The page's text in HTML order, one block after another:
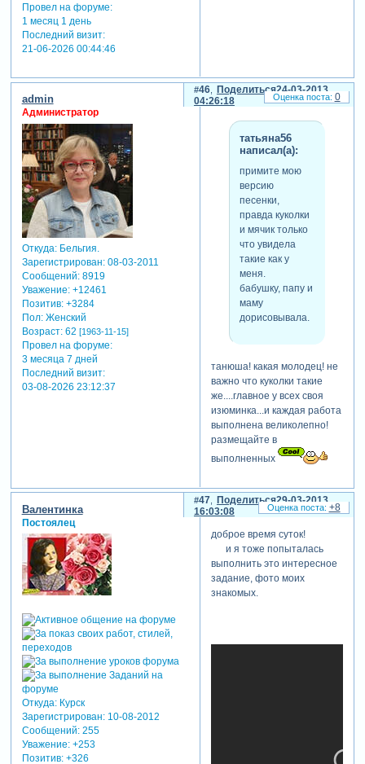
Провел на форуме:
1 месяц 1 день
Последний визит:
21-06-2026 00:44:46
Поделиться
46
24-03-2013
04:26:18
admin
Администратор
Откуда:Бельгия.
Зарегистрирован: 08-03-2011
Сообщений:8919
Уважение: +12461
Позитив: +3284
Пол:Женский
Возраст:62 [1963-11-15]
Провел на форуме:
3 месяца 7 дней
Последний визит:
03-08-2026 23:12:37
татьяна56
написал(а):
примите мою
версию
песенки,
правда куколки
и мячик только
что увидела
такие как у
меня.
бабушку, папу и
маму
дорисовывала.
танюша! какая молодец! не
важно что куколки такие
же....главное у всех своя
изюминка...и каждая работа
выполнена великолепно!
размещайте в
выполненных
0
Поделиться
47
29-03-2013
16:03:08
Валентинка
Постоялец
Откуда:Курск
Зарегистрирован: 10-08-2012
Сообщений:255
Уважение: +253
Позитив: +326
доброе время суток!
и я тоже попыталась
выполнить это интересное
задание, фото моих
знакомых.
+8